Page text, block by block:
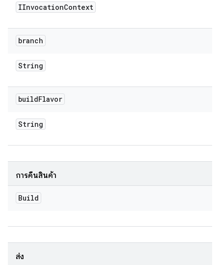
IInvocationContext
branch
String
buildFlavor
String
การคืนสินค้า
Build
ส่ง